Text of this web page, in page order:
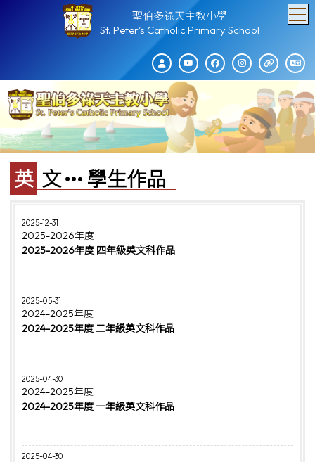
聖伯多祿天主教小學
St. Peter's Catholic Primary School
英文 學生作品
2025-12-31
2025-2026年度
2025-2026年度 四年級英文科作品
2025-05-31
2024-2025年度
2024-2025年度 二年級英文科作品
2025-04-30
2024-2025年度
2024-2025年度 一年級英文科作品
2025-04-30